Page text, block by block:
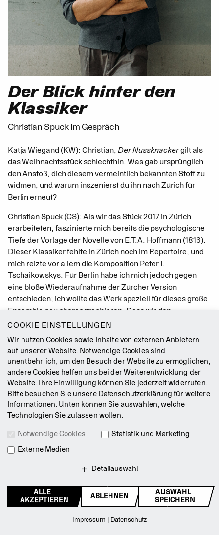
Der Blick hinter den
Klassiker
Christian Spuck im Gespräch
Katja Wiegand (KW): Christian, Der Nussknackergilt als
das Weihnachtsstück schlechthin. Was gab ursprünglich
den Anstoß, dich diesem vermeintlich bekannten Stoff zu
widmen, und warum inszenierst du ihn nach Zürich für
Berlin erneut?
Christian Spuck (CS): Als wir das Stück 2017 in Zürich
erarbeiteten, faszinierte mich bereits die psychologische
Tiefe der Vorlage der Novelle von E.T.A. Hoffmann (1816).
Dieser Klassiker fehlte in Zürich noch im Repertoire, und
mich reizte vor allem die Komposition Peter I.
Tschaikowskys. Für Berlin habe ich mich jedoch gegen
eine bloße Wiederaufnahme der Zürcher Version
entschieden; ich wollte das Werk speziell für dieses große
Ensemble neu choreographieren. Dass wir den
Nussknackernun in Berlin zeigen, ist auch eine Antwort
Orchesters nach dieser anspruchsvollen Partitur. Sie ist
weit mehr als eine bloße Aneinanderreihung von
Melodien; sie ist hochkomplex, fordernd und für jedes
Orchester eine wunderbare Aufgabe.
mehr lesen
Empfehlungen
EMPFEHLUNGEN Zurück zum Seitenanfang
COOKIE EINSTELLUNGEN
Wir nutzen Cookies sowie Inhalte von externen Anbietern
auf unserer Website. Notwendige Cookies sind
unentbehrlich, um den Besuch der Website zu ermöglichen,
andere Cookies helfen uns bei der Weiterentwicklung der
Website. Ihre Einwilligung können Sie jederzeit widerrufen.
Bitte besuchen Sie unsere Datenschutzerklärung für weitere
Informationen. Unten können Sie auswählen, welche
Technologien Sie zulassen wollen.
Notwendige Cookies
Statistik und Marketing
Externe Medien
Detailauswahl
ALLE
AKZEPTIEREN
ABLEHNEN
AUSWAHL
SPEICHERN
Impressum | Datenschutz